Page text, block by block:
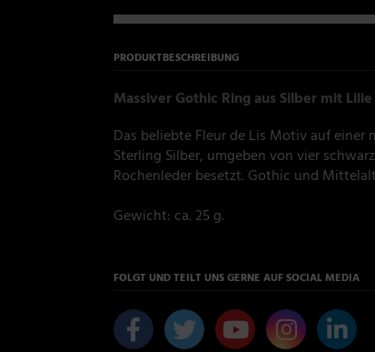
PRODUKTBESCHREIBUNG
Massiver Gothic Ring aus Silber mit
Das beliebte Fleur de Lis Motiv auf einer
Sterling Silber, umgeben von vier
Rochenleder besetzt. Gothic und
Gewicht: ca. 25 g.
FOLGT UND TEILT UNS GERNE AUF SOCIAL MEDIA